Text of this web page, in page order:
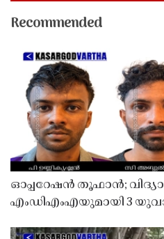
Recommended
ഓപ്പറേഷൻ തൂഫാൻ;
എംഡിഎംഎയുമായി 3